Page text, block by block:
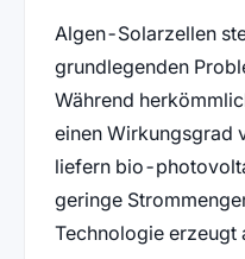
Algen-Solarzellen
grundlegenden
Während
einen Wirkungsgrad
liefern bio-
geringe
Technologie erzeugt